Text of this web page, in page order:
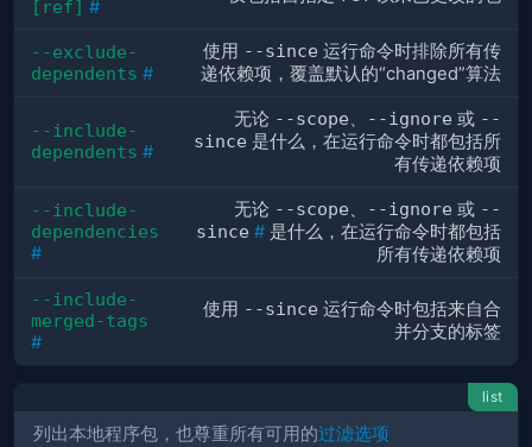
[ref] #
--exclude-
dependents #
使用 --since 运行命令时排除所有传
递依赖项，覆盖默认的“changed”算法
--include-
dependents #
无论 --scope、 --ignore 或 --
since 是什么，在运行命令时都包括所
有传递依赖项
--include-
dependencies
#
无论 --scope、 --ignore 或 --
since # 是什么，在运行命令时都包括
所有传递依赖项
--include-
merged-tags
#
使用 --since 运行命令时包括来自合
并分支的标签
list
列出本地程序包，也尊重所有可用的过滤选项